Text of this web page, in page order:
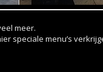
meer.
speciale menu’s